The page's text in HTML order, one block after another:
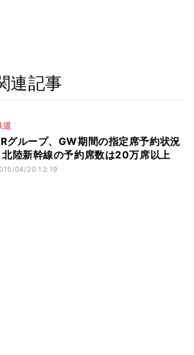
連記事
道
グループ、GW期間の指定席予約状況
陸新幹線の予約席数は20万席以上
04/20 13:19